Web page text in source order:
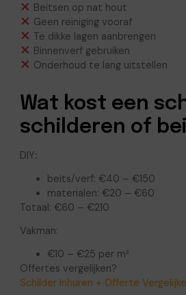
Beitsen op nat hout
Geen reiniging vooraf
Te dikke lagen aanbrengen
Binnenverf gebruiken
Onderhoud te lang uitstellen
Wat kost een
schilderen of
DIY:
beits/verf: €40 – €150
materialen: €20 – €60
Totaal: €60 – €210
Vakman:
€10 – €25 per m²
Offertes vergelijken?
Schilder Inhuren + Offerte